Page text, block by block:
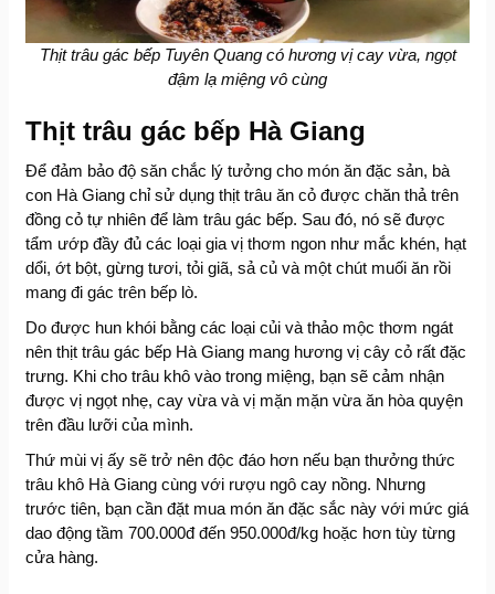
Thịt trâu gác bếp Tuyên Quang có hương vị cay vừa, ngọt
đậm lạ miệng vô cùng
Thịt trâu gác bếp Hà Giang
Để đảm bảo độ săn chắc lý tưởng cho món ăn đặc sản, bà
con Hà Giang chỉ sử dụng thịt trâu ăn cỏ được chăn thả trên
đồng cỏ tự nhiên để làm trâu gác bếp. Sau đó, nó sẽ được
tẩm ướp đầy đủ các loại gia vị thơm ngon như mắc khén, hạt
dổi, ớt bột, gừng tươi, tỏi giã, sả củ và một chút muối ăn rồi
mang đi gác trên bếp lò.
Do được hun khói bằng các loại củi và thảo mộc thơm ngát
nên thịt trâu gác bếp Hà Giang mang hương vị cây cỏ rất đặc
trưng. Khi cho trâu khô vào trong miệng, bạn sẽ cảm nhận
được vị ngọt nhẹ, cay vừa và vị mặn mặn vừa ăn hòa quyện
trên đầu lưỡi của mình.
Thứ mùi vị ấy sẽ trở nên độc đáo hơn nếu bạn thưởng thức
trâu khô Hà Giang cùng với rượu ngô cay nồng. Nhưng
trước tiên, bạn cần đặt mua món ăn đặc sắc này với mức giá
dao động tầm 700.000đ đến 950.000đ/kg hoặc hơn tùy từng
cửa hàng.